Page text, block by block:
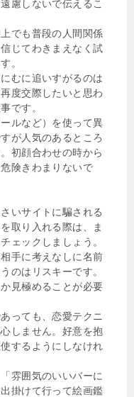
慮しないで伝えるこ
でも普段の人間関係
じてわきまえなく試
。
むに追いすがるのは
度交際したいと思わ
です。
ルなど）を使って異
が人気のあるところ
初顔合わせの時から
険きわまりないで
いサイトに騙される
取り入れる際は、ま
ェックしましょう。
手に考えなしに名前
のはリスキーです。
見極めることが必要
っても、恋愛テクニ
しません。好意を抱
するようにしなけれ
雰囲気のいいバーに
掛けて行って絵画鑑